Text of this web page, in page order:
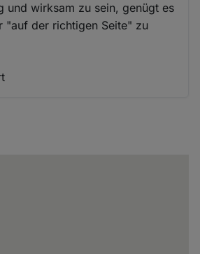
und wirksam zu sein, genügt es
"auf der richtigen Seite" zu